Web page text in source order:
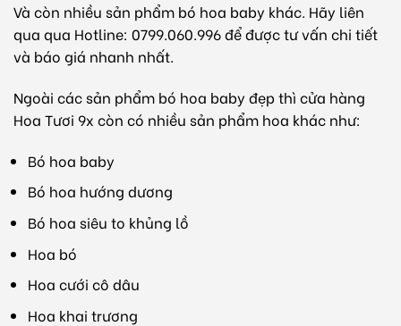
Và còn nhiều sản phẩm bó hoa baby khác. Hãy liên
qua qua Hotline: 0799.060.996 để được tư vấn chi tiết
và báo giá nhanh nhất.
Ngoài các sản phẩm bó hoa baby đẹp thì cửa hàng
Hoa Tươi 9x còn có nhiều sản phẩm hoa khác như:
Bó hoa baby
Bó hoa hướng dương
Bó hoa siêu to khủng lồ
Hoa bó
Hoa cưới cô dâu
Hoa khai trương